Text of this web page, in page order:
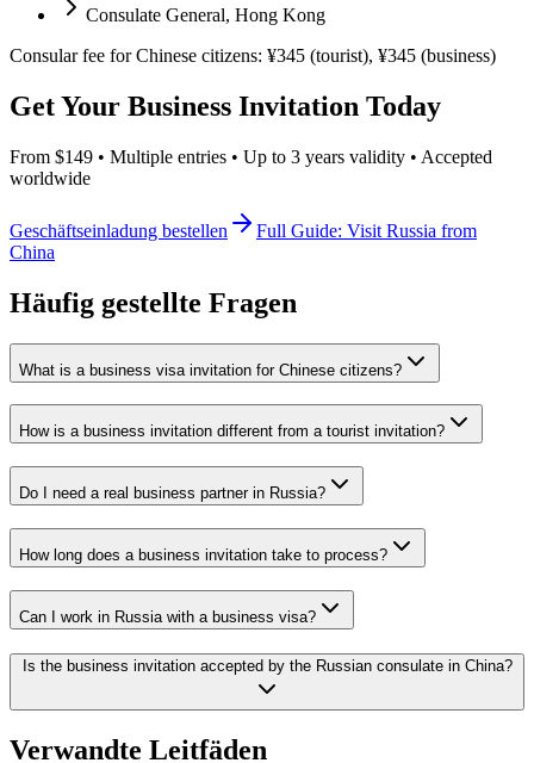
Consulate General, Hong Kong
Consular fee for Chinese citizens: ¥345 (tourist), ¥345 (business)
Get Your Business Invitation Today
From $149 • Multiple entries • Up to 3 years validity • Accepted
worldwide
Geschäftseinladung bestellen
Full Guide: Visit Russia from
China
Häufig gestellte Fragen
What is a business visa invitation for Chinese citizens?
How is a business invitation different from a tourist invitation?
Do I need a real business partner in Russia?
How long does a business invitation take to process?
Can I work in Russia with a business visa?
Is the business invitation accepted by the Russian consulate in China?
Verwandte Leitfäden